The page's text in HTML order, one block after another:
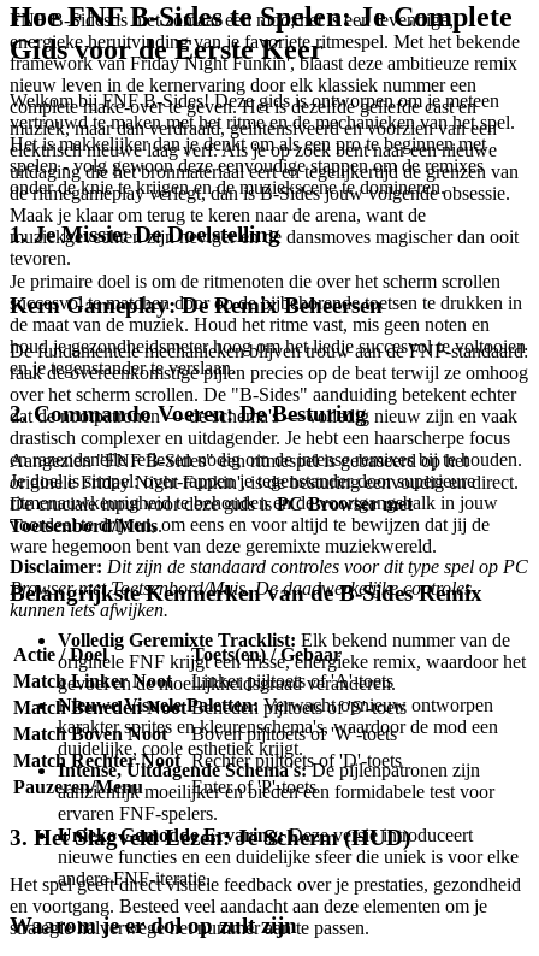
FNF B-Sides is niet zomaar een mod; het is een levendige,
energieke heruitvinding van je favoriete ritmespel. Met het bekende
framework van Friday Night Funkin', blaast deze ambitieuze remix
nieuw leven in de kernervaring door elk klassiek nummer een
complete make-over te geven. Het is dezelfde geliefde cast en
muziek, maar dan verdraaid, geïntensiveerd en voorzien van een
elektrisch nieuwe laag verf. Als je op zoek bent naar een nieuwe
uitdaging die het bronmateriaal eert en tegelijkertijd de grenzen van
de ritmegameplay verlegt, dan is B-Sides jouw volgende obsessie.
Maak je klaar om terug te keren naar de arena, want de
muziekgevechten zijn heviger en de dansmoves magischer dan ooit
tevoren.
Kern Gameplay: De Remix Beheersen
De fundamentele mechanieken blijven trouw aan de FNF-standaard:
raak de overeenkomstige pijlen precies op de beat terwijl ze omhoog
over het scherm scrollen. De "B-Sides" aanduiding betekent echter
dat de nootpatronen — de schema's — volledig nieuw zijn en vaak
drastisch complexer en uitdagender. Je hebt een haarscherpe focus
en razendsnelle reflexen nodig om de intense remixes bij te houden.
Je doel is simpel: over-rappen je tegenstander door superieure
ritmenauwkeurigheid te behouden en de voortgangsbalk in jouw
voordeel te drijven, om eens en voor altijd te bewijzen dat jij de
ware hegemoon bent van deze geremixte muziekwereld.
Belangrijkste Kenmerken van de B-Sides Remix
Volledig Geremixte Tracklist: Elk bekend nummer van de
originele FNF krijgt een frisse, energieke remix, waardoor het
gevoel en de moeilijkheidsgraad veranderen.
Nieuwe Visuele Paletten: Verwacht opnieuw ontworpen
karakter sprites en kleurenschema's, waardoor de mod een
duidelijke, coole esthetiek krijgt.
Intense, Uitdagende Schema's:De pijlenpatronen zijn
aanzienlijk moeilijker en bieden een formidabele test voor
ervaren FNF-spelers.
Unieke Gemodde Ervaring:Deze versie introduceert
nieuwe functies en een duidelijke sfeer die uniek is voor elke
andere FNF-iteratie.
Waarom je er dol op zult zijn
Hoe FNF B-Sides te Spelen: Je Complete
Gids voor de Eerste Keer
Welkom bij FNF B-Sides! Deze gids is ontworpen om je meteen
vertrouwd te maken met het ritme en de mechanieken van het spel.
Het is makkelijker dan je denkt om als een pro te beginnen met
spelen - volg gewoon deze eenvoudige stappen om de remixes
onder de knie te krijgen en de muziekscene te domineren.
1. Je Missie: De Doelstelling
Je primaire doel is om de ritmenoten die over het scherm scrollen
succesvol te matchen door op de bijbehorende toetsen te drukken in
de maat van de muziek. Houd het ritme vast, mis geen noten en
houd je gezondheidsmeter hoog om het liedje succesvol te voltooien
en je tegenstander te verslaan.
2. Commando Voeren: De Besturing
Aangezien "FNF B-Sides" een ritmespel is gebaseerd op het
originele Friday Night Funkin', is de besturing eenvoudig en direct.
De cruciale input voor deze gids isPC Browser met
Toetsenbord/Muis.
Disclaimer: Dit zijn de standaard controles voor dit type spel op PC
Browser met Toetsenbord/Muis. De daadwerkelijke controles
kunnen iets afwijken.
Actie / Doel
Toets(en) / Gebaar
Match Linker Noot
Linker pijltoets of 'A'-toets
Match Beneden Noot Beneden pijltoets of 'S'-toets
Match Boven Noot
Boven pijltoets of 'W'-toets
Match Rechter Noot Rechter pijltoets of 'D'-toets
Pauzeren/Menu
Enter of 'P'-toets
3. Het Slagveld Lezen: Je Scherm (HUD)
Het spel geeft direct visuele feedback over je prestaties, gezondheid
en voortgang. Besteed veel aandacht aan deze elementen om je
strategie halverwege het nummer aan te passen.